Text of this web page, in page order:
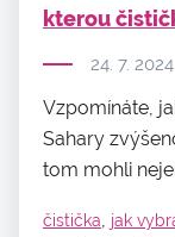
kterou
24. 7. 2024
Vzpomínáte,
Sahary
tom mohli
čistička, jak